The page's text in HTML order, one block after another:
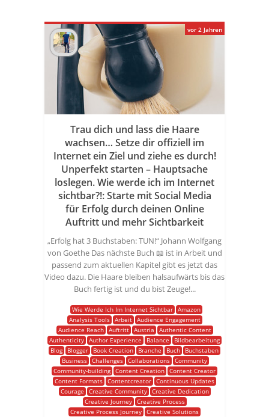
Trau dich und lass die Haare
wachsen… Setze dir offiziell im
Internet ein Ziel und ziehe es durch!
Unperfekt starten – Hauptsache
loslegen. Wie werde ich im Internet
sichtbar?!: Starte mit Social Media
für Erfolg durch deinen Online
Auftritt und mehr Sichtbarkeit
„Erfolg hat 3 Buchstaben: TUN!“ Johann Wolfgang
von Goethe Das nächste Buch 📖 ist in Arbeit und
passend zum aktuellen Kapitel gibt es jetzt das
Video dazu. Die Haare bleiben halsaufwärts bis das
Buch fertig ist und du bist Zeuge!...
Wie Werde Ich Im Internet Sichtbar
Amazon
Analysis Tools
Arbeit
Audience Engagement
Audience Reach
Auftritt Austria
Authentic Content
Authenticity Author Experience Balance
Bildbearbeitung
Blog
Blogger Book Creation Branche Buch
Buchstaben
Business Challenges Collaborations Community
Community-building Content Creation Content Creator
Content Formats Contentcreator Continuous Updates
Courage
Creative Community
Creative Dedication
Creative Journey
Creative Process
Creative Process Journey Creative Solutions
vor 2 Jahren